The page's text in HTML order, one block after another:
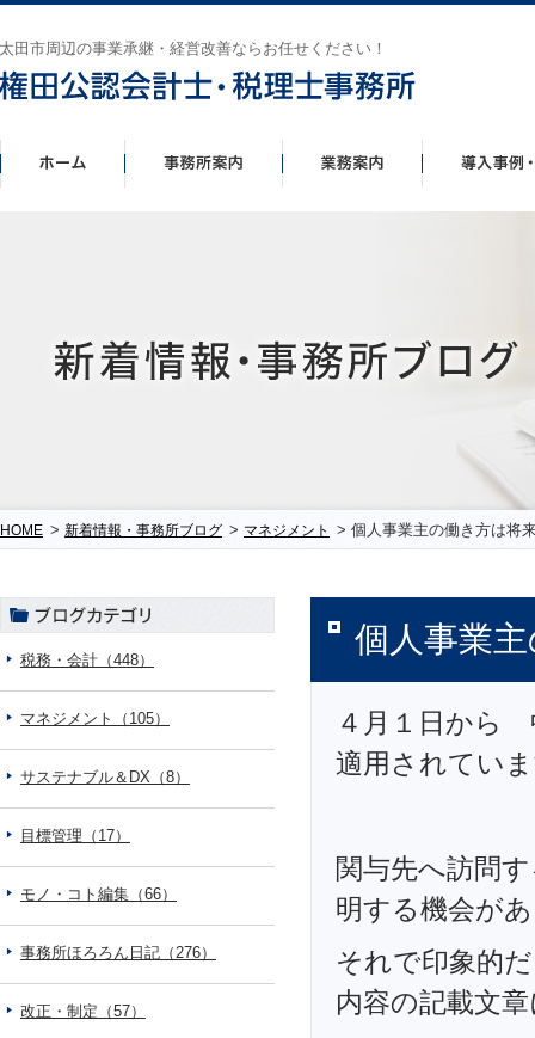
太田市周辺の事業承継・経営改善ならお任せください！
HOME > 新着情報・事務所ブログ > マネジメント > 個人事業主の働き方は将
個人事業
４月１日から
適用されてい
関与先へ訪問
明する機会が
それで印象的
内容の記載文
税務・会計（448）
マネジメント（105）
サステナブル＆DX（8）
目標管理（17）
モノ・コト編集（66）
事務所ほろろん日記（276）
改正・制定（57）